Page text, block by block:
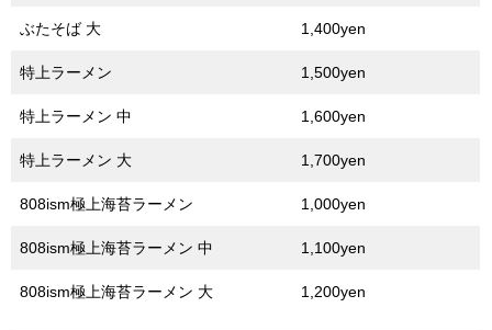
ぶたそば 大 1,400yen
特上ラーメン 1,500yen
特上ラーメン 中 1,600yen
特上ラーメン 大 1,700yen
808ism極上海苔ラーメン 1,000yen
808ism極上海苔ラーメン 中 1,100yen
808ism極上海苔ラーメン 大 1,200yen